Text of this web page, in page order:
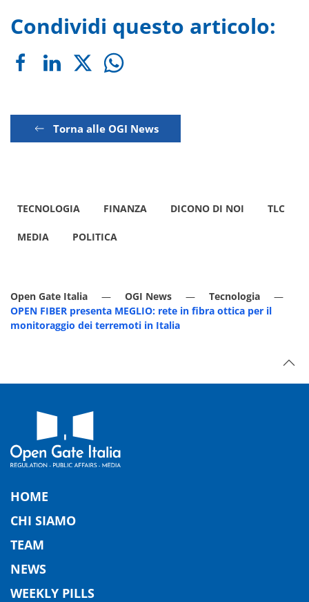
Condividi questo articolo:
Torna alle OGI News
TECNOLOGIA FINANZA DICONO DI NOI TLC
MEDIA POLITICA
Open Gate Italia OGI News
Tecnologia
OPEN FIBER presenta MEGLIO: rete in fibra ottica per il
monitoraggio dei terremoti in Italia
HOME
CHI SIAMO
TEAM
NEWS
WEEKLY PILLS